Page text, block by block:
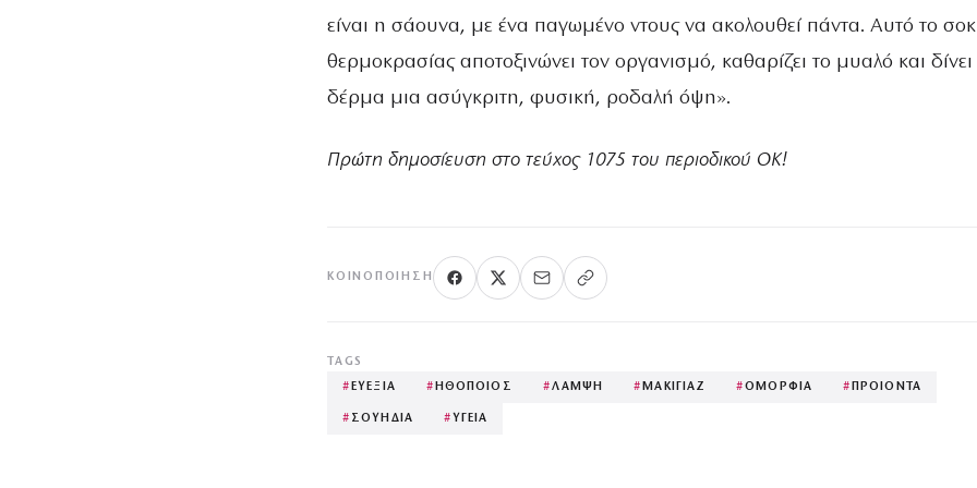
είναι η σάουνα, με ένα παγωμένο ντους να ακολουθεί πάντα. Αυτό το σοκ
θερμοκρασίας αποτοξινώνει τον οργανισμό, καθαρίζει το μυαλό και
δέρμα μια ασύγκριτη, φυσική, ροδαλή όψη».
Πρώτη δημοσίευση στο τεύχος 1075 του περιοδικού ΟΚ!
ΚΟΙΝΟΠΟΊΗΣΗ
TAGS
# ΕΥΕΞΙΑ # ΗΘΟΠΟΙΟΣ #ΛΑΜΨΗ # ΜΑΚΙΓΙΑΖ #ΟΜΟΡΦΙΑ # ΠΡΟΙΟΝΤΑ
# ΣΟΥΗΔΙΑ # ΥΓΕΙΑ